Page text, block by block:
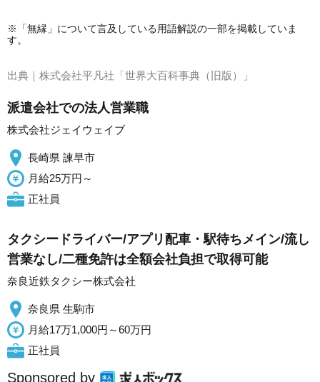
※「無縁」について言及している用語解説の一部を掲載していま
す。
出典｜ 株式会社平凡社「世界大百科事典（旧版）」
派遣会社での法人営業職
株式会社ジェイウェイブ
長崎県 諫早市
月給25万円～
正社員
タクシードライバー/アプリ配車・駅待ちメイン/流し
営業なし/二種免許は全額会社負担で取得可能
奈良近鉄タクシー株式会社
奈良県 生駒市
月給17万1,000円～60万円
正社員
Sponsored by